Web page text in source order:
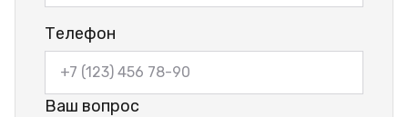
Телефон
Ваш вопрос